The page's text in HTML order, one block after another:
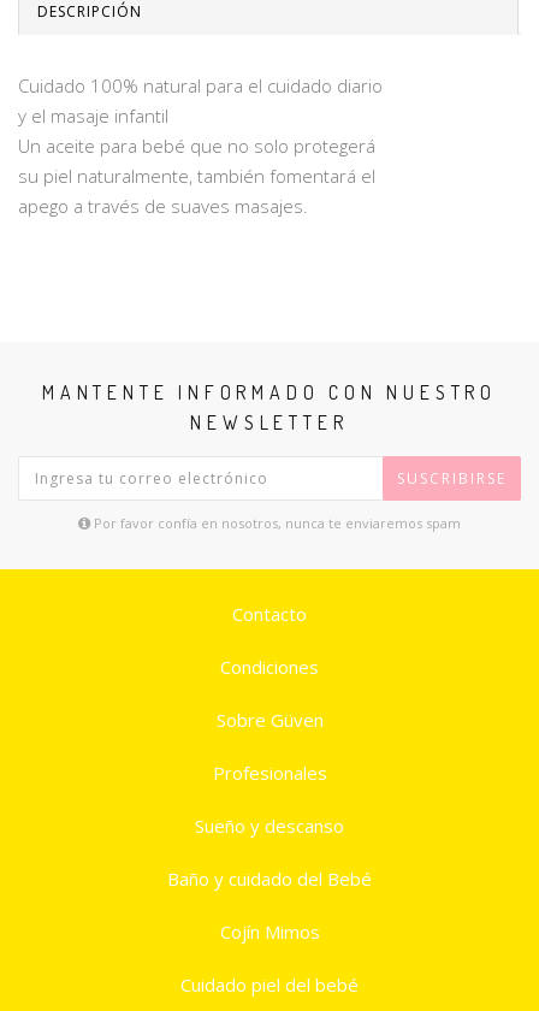
DESCRIPCIÓN
Cuidado 100% natural para el cuidado diario
y el masaje infantil
Un aceite para bebé que no solo protegerá
su piel naturalmente, también fomentará el
apego a través de suaves masajes.
MANTENTE INFORMADO CON NUESTRO
NEWSLETTER
SUSCRIBIRSE
Por favor confía en nosotros, nunca te enviaremos spam
Contacto
Condiciones
Sobre Güven
Profesionales
Sueño y descanso
Baño y cuidado del Bebé
Cojín Mimos
Cuidado piel del bebé